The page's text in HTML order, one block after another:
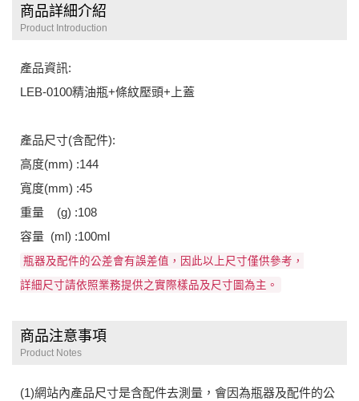
商品詳細介紹
Product Introduction
產品資訊:
LEB-0100精油瓶+條紋壓頭+上蓋
產品尺寸(含配件):
高度(mm) :144
寬度(mm) :45
重量 (g) :108
容量 (ml) :100ml
瓶器及配件的公差會有誤差值，因此以上尺寸僅供參考，
詳細尺寸請依照業務提供之實際樣品及尺寸圖為主。
商品注意事項
Product Notes
(1)網站內產品尺寸是含配件去測量，會因為瓶器及配件的公